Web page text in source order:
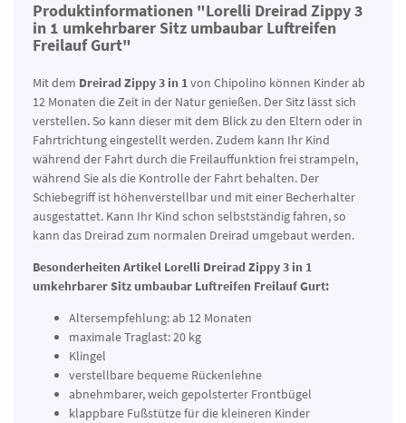
Produktinformationen "Lorelli Dreirad Zippy 3
in 1 umkehrbarer Sitz umbaubar Luftreifen
Freilauf Gurt"
Mit dem Dreirad Zippy 3 in 1von Chipolino können Kinder ab
12 Monaten die Zeit in der Natur genießen. Der Sitz lässt sich
verstellen. So kann dieser mit dem Blick zu den Eltern oder in
Fahrtrichtung eingestellt werden. Zudem kann Ihr Kind
während der Fahrt durch die Freilauffunktion frei strampeln,
während Sie als die Kontrolle der Fahrt behalten. Der
Schiebegriff ist höhenverstellbar und mit einer Becherhalter
ausgestattet. Kann Ihr Kind schon selbstständig fahren, so
kann das Dreirad zum normalen Dreirad umgebaut werden.
Besonderheiten Artikel Lorelli Dreirad Zippy 3 in 1
umkehrbarer Sitz umbaubar Luftreifen Freilauf Gurt:
Altersempfehlung: ab 12 Monaten
maximale Traglast: 20 kg
Klingel
verstellbare bequeme Rückenlehne
abnehmbarer, weich gepolsterter Frontbügel
klappbare Fußstütze für die kleineren Kinder